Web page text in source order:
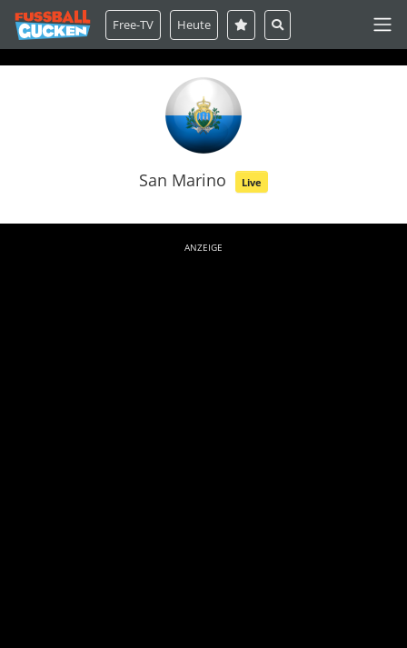
Free-TV Heute
San Marino Live
ANZEIGE